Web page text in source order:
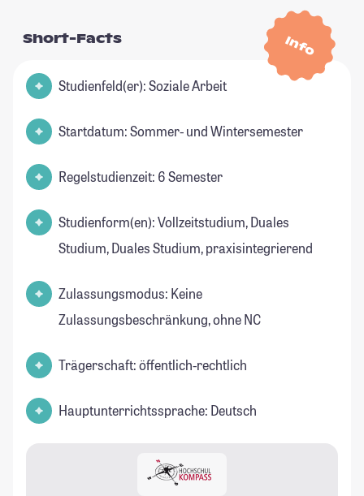
Info
Short-Facts
Studienfeld(er): Soziale Arbeit
Startdatum: Sommer- und Wintersemester
Regelstudienzeit: 6 Semester
Studienform(en): Vollzeitstudium, Duales
Studium, Duales Studium, praxisintegrierend
Zulassungsmodus: Keine
Zulassungsbeschränkung, ohne NC
Trägerschaft: öffentlich-rechtlich
Hauptunterrichtssprache: Deutsch